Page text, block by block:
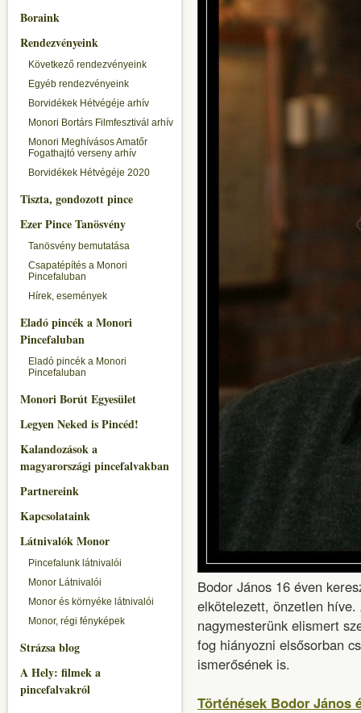
Boraink
Rendezvényeink
Következő rendezvényeink
Egyéb rendezvényeink
Borvidékek Hétvégéje arhív
Monori Bortárs Filmfesztivál arhív
Monori Meghívásos Amatőr
Fogathajtó verseny arhív
Borvidékek Hétvégéje 2020
Tiszta, gondozott pince
Ezer Pince Tanösvény
Tanösvény bemutatása
Csapatépítés a Monori
Pincefaluban
Hírek, események
Eladó pincék a Monori
Pincefaluban
Eladó pincék a Monori
Pincefaluban
Monori Borút Egyesület
Legyen Neked is Pincéd!
Kalandozások a
magyarországi pincefalvakban
Partnereink
Kapcsolataink
Látnivalók Monor
Pincefalunk látnivalói
Monor Látnivalói
Monor és környéke látnivalói
Monor, régi fényképek
Strázsa blog
A Hely: filmek a
pincefalvakról
Bodor János 16 éven
elkötelezett, önzetlen
nagymesterünk elismert
fog hiányozni elsősorban
ismerősének is.
Történések Bodor János